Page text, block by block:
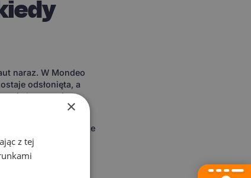
naraz. W Mondeo
odsłonięta, a
nie korzystają z
nim rzadko, a wnętrze
wodą.
punktem
×
z tej